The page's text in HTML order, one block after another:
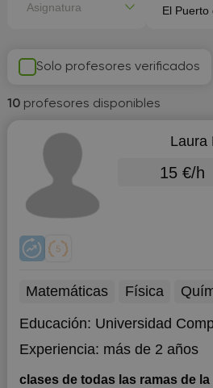
Solo profesores verificados
10 profesores disponibles
Laura
15 €/h
Matemáticas Física
Educación: Universidad
Experiencia: más de 2 años
clases de todas las ramas de
Asignatura